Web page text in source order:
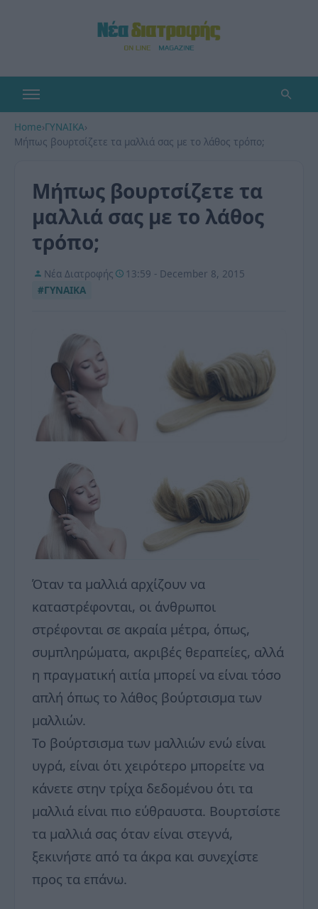
Home›ΓΥΝΑΙΚΑ›
Μήπως βουρτσίζετε τα μαλλιά σας με το λάθος τρόπο;
Μήπως βουρτσίζετε τα
μαλλιά σας με το λάθος
τρόπο;
Νέα Διατροφής
13:59 - December 8, 2015
#ΓΥΝΑΙΚΑ
Όταν τα μαλλιά αρχίζουν να
καταστρέφονται, οι άνθρωποι
στρέφονται σε ακραία μέτρα, όπως,
συμπληρώματα, ακριβές θεραπείες, αλλά
η πραγματική αιτία μπορεί να είναι τόσο
απλή όπως το λάθος βούρτσισμα των
μαλλιών.
Το βούρτσισμα των μαλλιών ενώ είναι
υγρά, είναι ότι χειρότερο μπορείτε να
κάνετε στην τρίχα δεδομένου ότι τα
μαλλιά είναι πιο εύθραυστα. Βουρτσίστε
τα μαλλιά σας όταν είναι στεγνά,
ξεκινήστε από τα άκρα και συνεχίστε
προς τα επάνω.